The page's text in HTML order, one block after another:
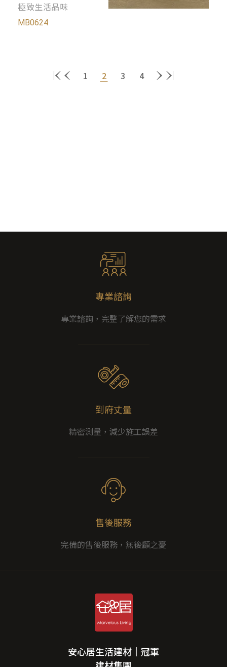
極致生活品味
MB0624
1 2 3 4
專業諮詢
專業諮詢，完整了解您的需求
到府丈量
精密測量，減少施工誤差
售後服務
完備的售後服務，無後顧之憂
安心居生活建材｜冠軍